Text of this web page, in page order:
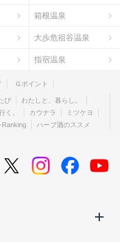
箱根温泉
大歩危祖谷温泉
指宿温泉
Ｇポイント
び
わたしと、暮らし。
く。 カウナラ
ミツケヨ
Ranking ハーブ酒のススメ